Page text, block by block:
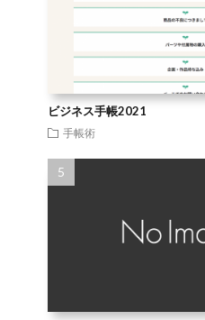
ビジネス手帳2021
手帳術